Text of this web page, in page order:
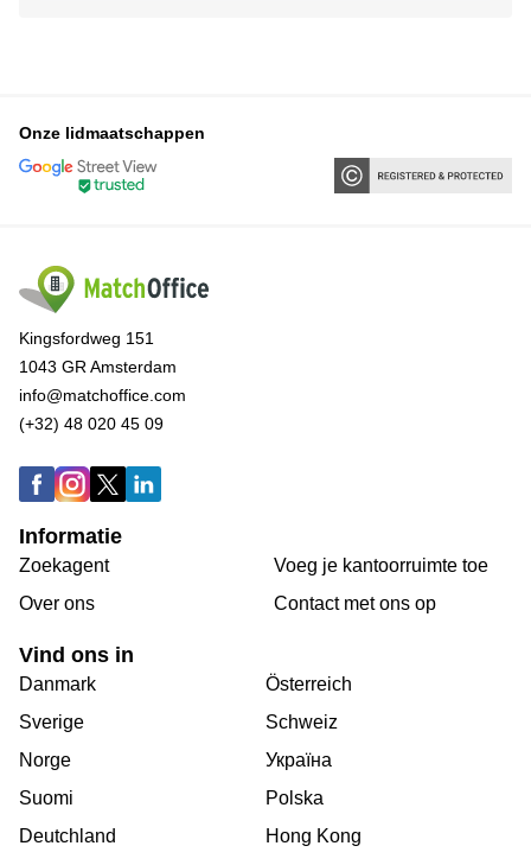
Onze lidmaatschappen
Kingsfordweg 151
1043 GR Amsterdam
info@matchoffice.com
(+32) 48 020 45 09
Informatie
Zoekagent
Over ons
Voeg je kantoorruimte toe
Сontact met ons op
Vind ons in
Danmark
Sverige
Norge
Suomi
Deutchland
Österreich
Schweiz
Україна
Polska
Hong Kong